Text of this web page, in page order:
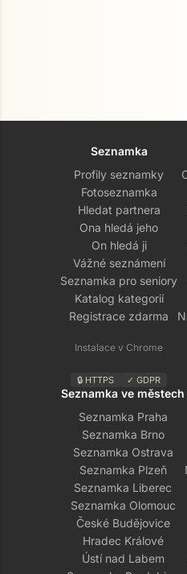
Seznamka
Profily seznamky
Fotoseznamka
Hledat partnera
Ona hledá jeho
On hledá ji
Vážné seznámení
Seznamka pro seniory
Katalog kategorií
Registrace zdarma
Instalace v Chrome
🔒 HTTPS ✓ GDPR
Seznamka ve městech
Seznamka Praha
Seznamka Brno
Seznamka Ostrava
Seznamka Plzeň
Seznamka Liberec
Seznamka Olomouc
České Budějovice
Hradec Králové
Ústí nad Labem